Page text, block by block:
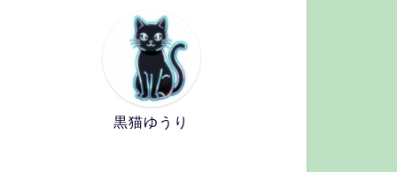
黒猫ゆうり